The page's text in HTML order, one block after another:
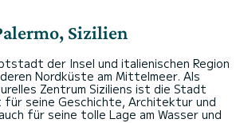
Sizilien
der Insel und italienischen Region
Nordküste am Mittelmeer. Als
Zentrum Siziliens ist die Stadt
seine Geschichte, Architektur und
für seine tolle Lage am Wasser und